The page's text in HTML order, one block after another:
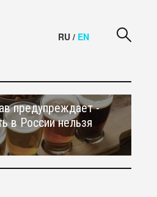
RU / EN
предупреждает -
в России нельзя